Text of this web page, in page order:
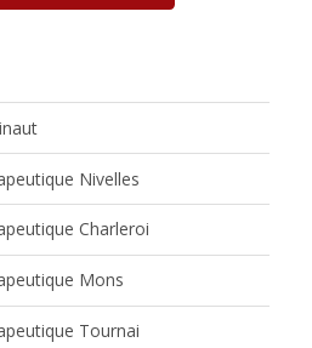
Nivelles
Charleroi
Mons
Tournai